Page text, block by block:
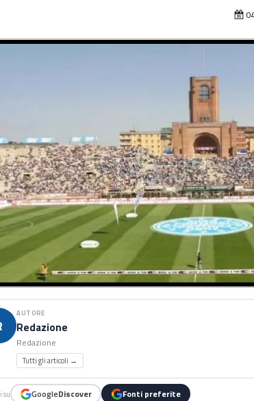
AUTORE
Redazione
Redazione
Tutti gli articoli →
su GoogleDiscover Fonti preferite